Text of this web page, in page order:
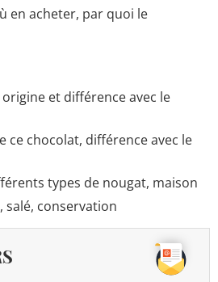
en acheter, par quoi le
et différence avec le
ce chocolat, différence avec le
types de nougat, maison
salé, conservation